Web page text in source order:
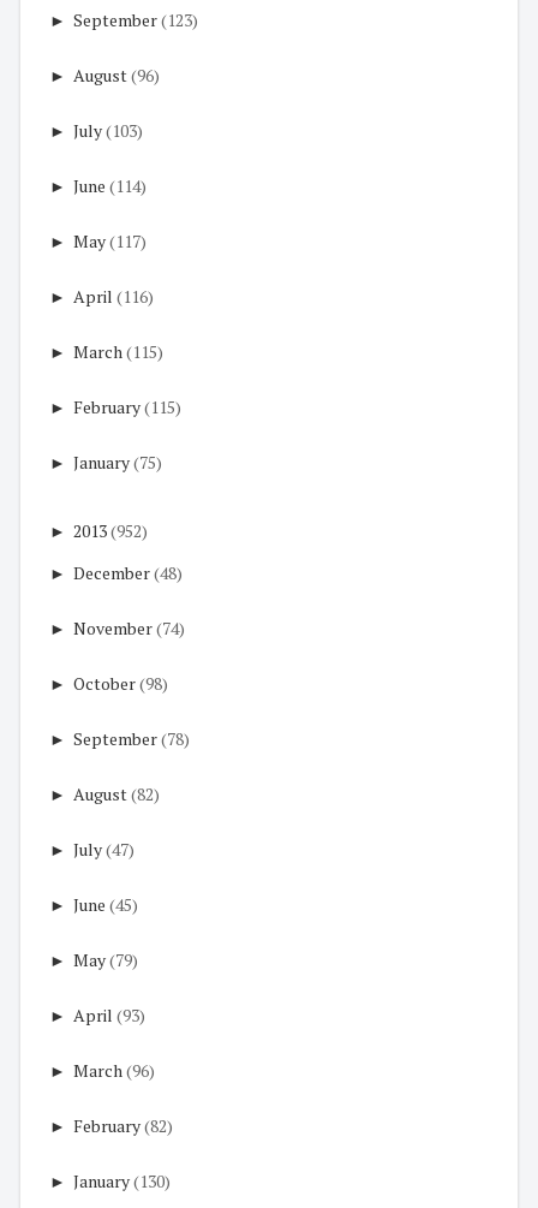
► September(123)
► August(96)
► July(103)
► June (114)
► May(117)
► April (116)
► March(115)
► February(115)
► January(75)
► 2013(952)
► December(48)
► November(74)
► October(98)
► September(78)
► August(82)
► July(47)
► June (45)
► May(79)
► April (93)
► March(96)
► February(82)
► January(130)